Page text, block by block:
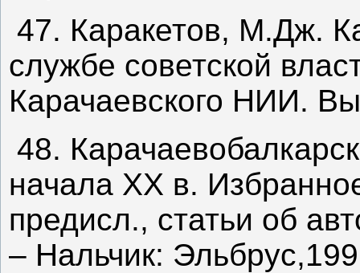
47. Каракетов, М.Дж.
службе советской
Карачаевского НИИ.
48.
начала XX в.
предисл., статьи об
– Нальчик: